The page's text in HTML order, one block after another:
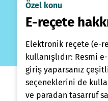
Özel konu
E-reçete
Elektronik reçete (e-
kullanışlıdır: Resmi
giriş yaparsanız
seçeneklerini de
ve paradan tasarruf